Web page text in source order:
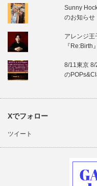
Sunny
のお知らせ
アレンジ
『Re:Birth
8/11東京
の
Xでフォロー
ツイート